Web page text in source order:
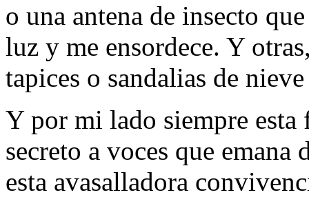
o una antena de insecto
luz y me ensordece. Y
tapices o sandalias de
Y por mi lado siempre
secreto a voces que
esta avasalladora